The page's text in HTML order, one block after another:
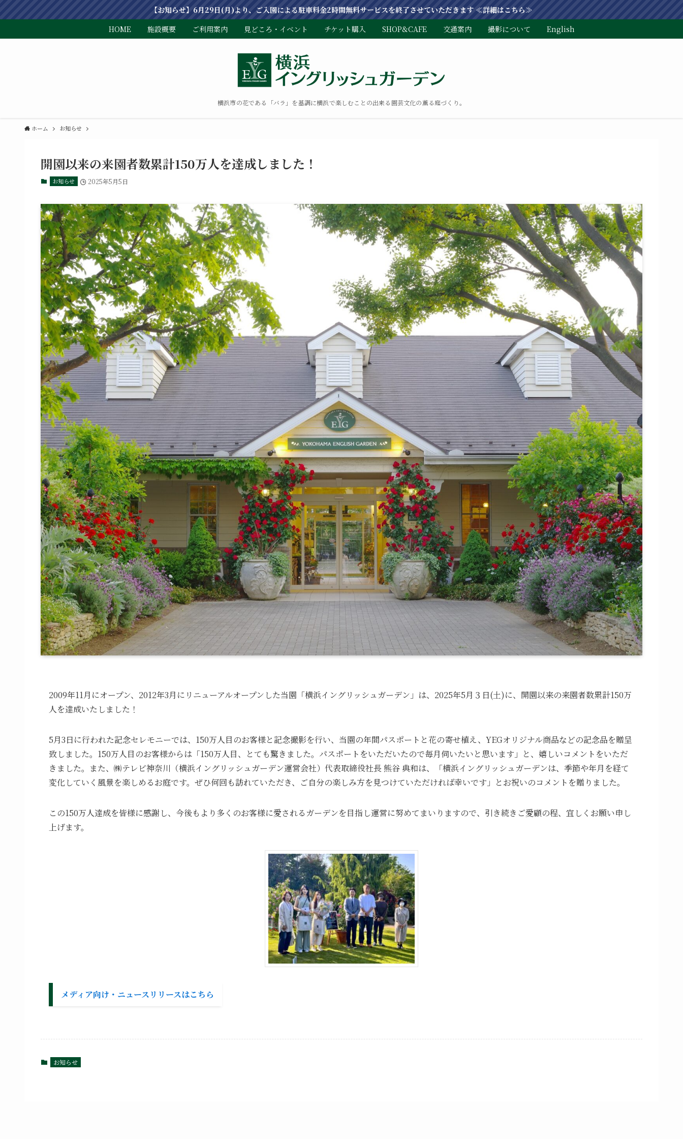
【お知らせ】6月29日(月)より、ご入園による駐車料金2時間無料サービスを終了させていただきます ≪詳細はこちら≫
横浜市の花である「バラ」を基調に横浜で楽しむことの出来る園芸文化の薫る庭づくり。
HOME 施設概要 ご利用案内 見どころ・イベント チケット購入 SHOP&CAFE 交通案内 撮影について English
ホーム お知らせ
開園以来の来園者数累計150万人を達成しました！
お知らせ 2025年5月5日
2009年11月にオープン、2012年3月にリニューアルオープンした当園「横浜イングリッシュガーデン」は、2025年5月３日(土)に、開園以来の来園者数累計150万
人を達成いたしました！
5月3日に行われた記念セレモニーでは、150万人目のお客様と記念撮影を行い、当園の年間パスポートと花の寄せ植え、YEGオリジナル商品などの記念品を贈呈
致しました。150万人目のお客様からは「150万人目、とても驚きました。パスポートをいただいたので毎月伺いたいと思います」と、嬉しいコメントをいただ
きました。また、㈱テレビ神奈川（横浜イングリッシュガーデン運営会社）代表取締役社長 熊谷 典和は、「横浜イングリッシュガーデンは、季節や年月を経て
変化していく風景を楽しめるお庭です。ぜひ何回も訪れていただき、ご自分の楽しみ方を見つけていただければ幸いです」とお祝いのコメントを贈りました。
この150万人達成を皆様に感謝し、今後もより多くのお客様に愛されるガーデンを目指し運営に努めてまいりますので、引き続きご愛顧の程、宜しくお願い申し
上げます。
メディア向け・ニュースリリースはこちら
お知らせ